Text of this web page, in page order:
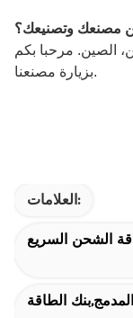
الصين. مرحبا بكم
بزيارة مصنعنا.
العلامات:
الشحن السريع